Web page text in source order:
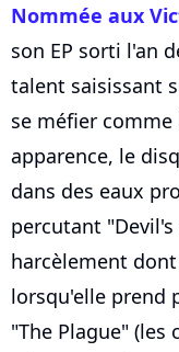
Nommée aux
son EP sorti l'an
talent saisissant
se méfier
apparence, le
dans des eaux
percutant
harcèlement
lorsqu'elle prend
"The Plague"